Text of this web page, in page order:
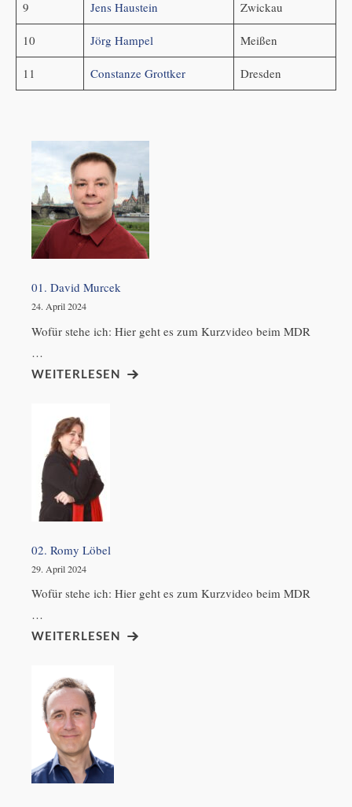
9 Jens Haustein Zwickau
10 Jörg Hampel Meißen
11 Constanze Grottker Dresden
01. David Murcek
24. April 2024
Wofür stehe ich: Hier geht es zum Kurzvideo beim MDR
…
WEITERLESEN
02. Romy Löbel
29. April 2024
Wofür stehe ich: Hier geht es zum Kurzvideo beim MDR
…
WEITERLESEN